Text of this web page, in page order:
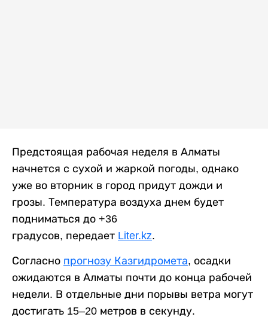
Предстоящая рабочая неделя в Алматы
начнется с сухой и жаркой погоды, однако
уже во вторник в город придут дожди и
грозы. Температура воздуха днем будет
подниматься до +36
градусов, передает Liter.kz.
Согласно прогнозу Казгидромета, осадки
ожидаются в Алматы почти до конца рабочей
недели. В отдельные дни порывы ветра могут
достигать 15–20 метров в секунду.